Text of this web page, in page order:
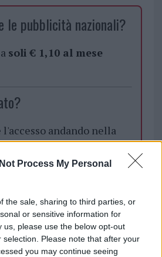
Process My Personal
the sale, sharing to third parties, or
or sensitive information for
us, please use the below opt-out
Please note that after your
you may continue seeing
le pubblicità nazionali?
soli € 1,10 al mese
andando nella
menù del sito o
Vermentino
Mandolisai Doc
Vermentino Di Gallura
Vini Sardi Vinitaly